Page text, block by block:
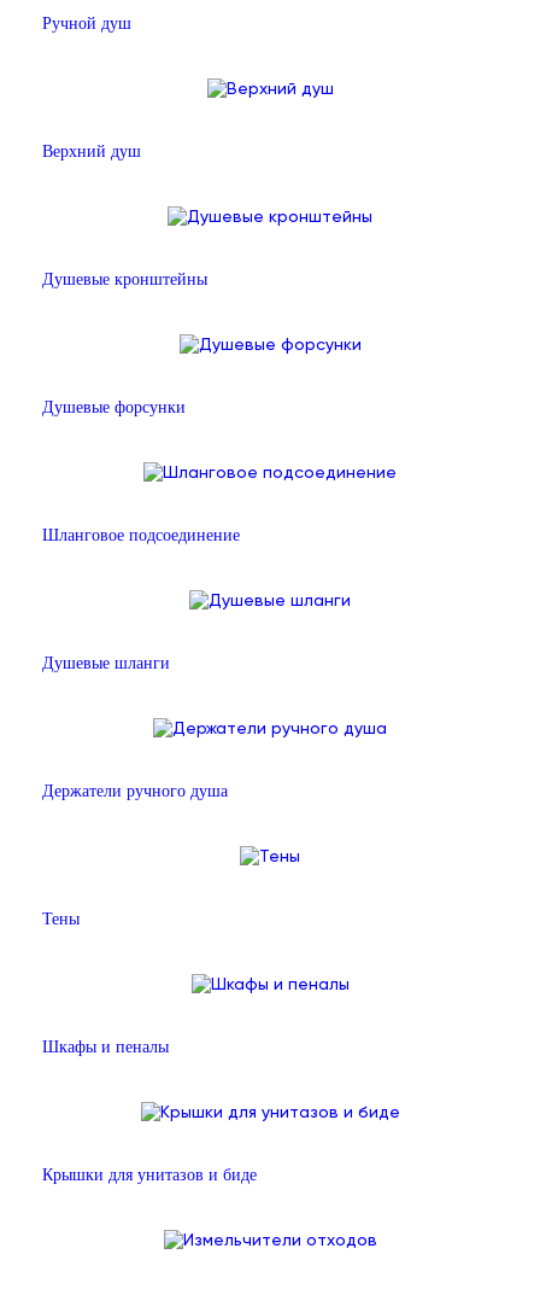
Ручной душ
Верхний душ
Душевые кронштейны
Душевые форсунки
Шланговое подсоединение
Душевые шланги
Держатели ручного душа
Тены
Шкафы и пеналы
Крышки для унитазов и биде